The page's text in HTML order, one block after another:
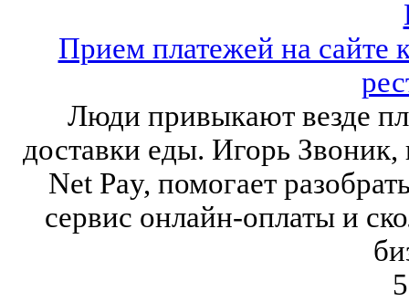
Прием платежей на сайте
Люди привыкают везде
доставки еды. Игорь
Net Pay, помогает
сервис онлайн-оплаты и